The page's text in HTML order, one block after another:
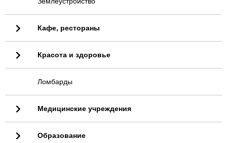
Кафе, рестораны
Красота и здоровье
Ломбарды
Медицинские учреждения
Образование